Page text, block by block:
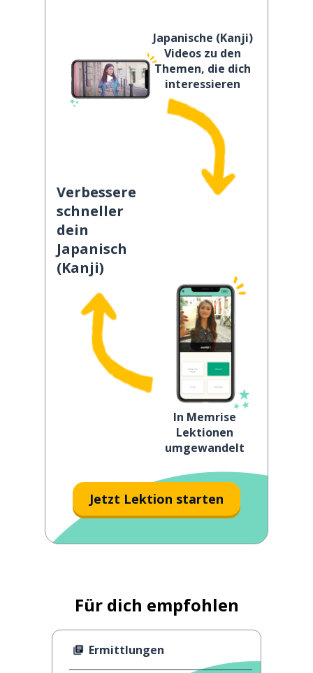
Japanische (Kanji)
Videos zu den
Themen, die dich
interessieren
Verbessere
schneller
dein
Japanisch
(Kanji)
In Memrise
Lektionen
umgewandelt
Jetzt Lektion starten
Für dich empfohlen
Ermittlungen